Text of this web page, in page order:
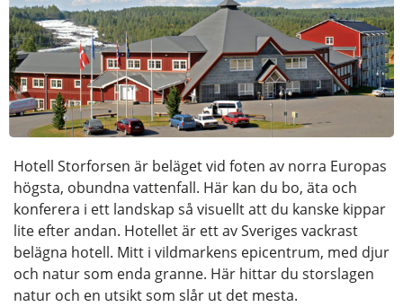
Hotell Storforsen är beläget vid foten av norra Europas
högsta, obundna vattenfall. Här kan du bo, äta och
konferera i ett landskap så visuellt att du kanske kippar
lite efter andan. Hotellet är ett av Sveriges vackrast
belägna hotell. Mitt i vildmarkens epicentrum, med djur
och natur som enda granne. Här hittar du storslagen
natur och en utsikt som slår ut det mesta.